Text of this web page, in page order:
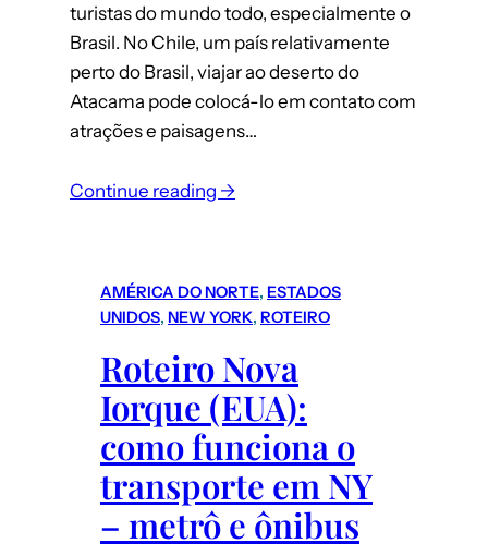
turistas do mundo todo, especialmente o
Brasil. No Chile, um país relativamente
perto do Brasil, viajar ao deserto do
Atacama pode colocá-lo em contato com
atrações e paisagens…
Continue reading →:
Atacama
O
que
fazer
e
quanto
custam
os
AMÉRICA DO NORTE, ESTADOS
UNIDOS, NEW YORK, ROTEIRO
Roteiro Nova
Iorque (EUA):
como funciona o
transporte em NY
– metrô e ônibus